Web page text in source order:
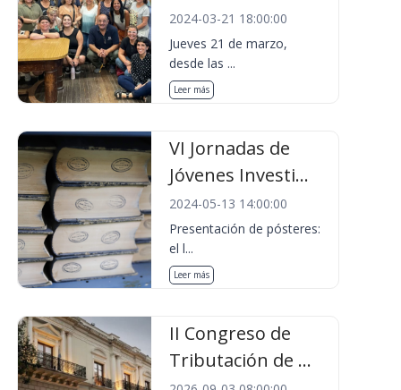
2024-03-21 18:00:00
Jueves 21 de marzo,
desde las ...
Leer más
VI Jornadas de
Jóvenes Investi...
2024-05-13 14:00:00
Presentación de pósteres:
el l...
Leer más
II Congreso de
Tributación de ...